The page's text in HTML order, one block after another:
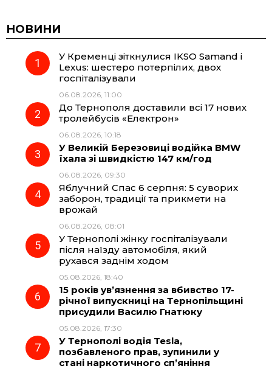
c
e
o
o
e
r
a
m
t
p
НОВИНИ
У Кременці зіткнулися IKSO Samand і
Lexus: шестеро потерпілих, двох
госпіталізували
06.08.2026, 11:00
До Тернополя доставили всі 17 нових
тролейбусів «Електрон»
06.08.2026, 10:18
У Великій Березовиці водійка BMW
їхала зі швидкістю 147 км/год
06.08.2026, 09:30
Яблучний Спас 6 серпня: 5 суворих
заборон, традиції та прикмети на
врожай
06.08.2026, 08:01
У Тернополі жінку госпіталізували
після наїзду автомобіля, який
рухався заднім ходом
05.08.2026, 18:40
15 років ув’язнення за вбивство 17-
річної випускниці на Тернопільщині
присудили Василю Гнатюку
05.08.2026, 17:30
У Тернополі водія Tesla,
позбавленого прав, зупинили у
стані наркотичного сп’яніння